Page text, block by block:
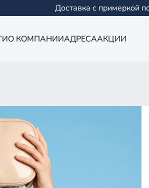
Доставка с примеркой
О КОМПАНИИАДРЕСААКЦИИ
в
салонов в Казани и